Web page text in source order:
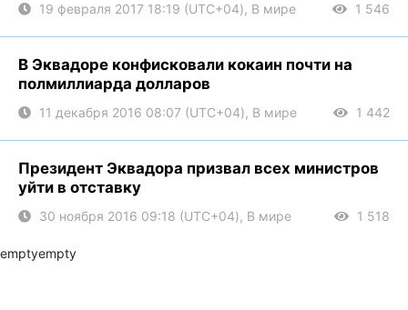
19 февраля 2017 18:19 (UTC+04), В мире 1 546
В Эквадоре конфисковали кокаин почти на
полмиллиарда долларов
11 декабря 2016 08:07 (UTC+04), В мире 1 442
Президент Эквадора призвал всех министров
уйти в отставку
30 ноября 2016 09:18 (UTC+04), В мире 1 518
emptyempty